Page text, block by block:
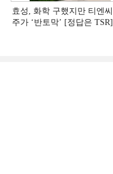
효성, 화학 구했지만 티엔씨
주가 ‘반토막’ [정답은 TSR]